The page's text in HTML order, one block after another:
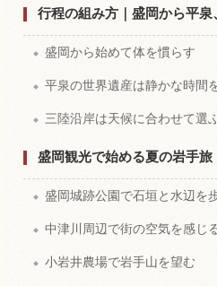
行程の組み方｜盛岡から平
盛岡から始めて体を慣らす
平泉の世界遺産は静かな時間
三陸沿岸は天候に合わせて選
盛岡観光で始める夏の岩手旅
盛岡城跡公園で石垣と水辺を
中津川周辺で街の空気を感じ
小岩井農場で岩手山を望む